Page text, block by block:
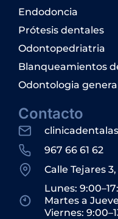
Endodoncia
Prótesis dentales
Odontopedriatria
Blanqueamientos
Odontologia
Contacto
967 66 61 62
Calle Tejares
Lunes:
Martes a
Viernes: